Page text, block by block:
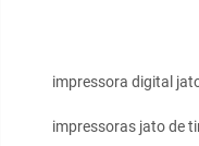
impressora digital
impressoras jato de